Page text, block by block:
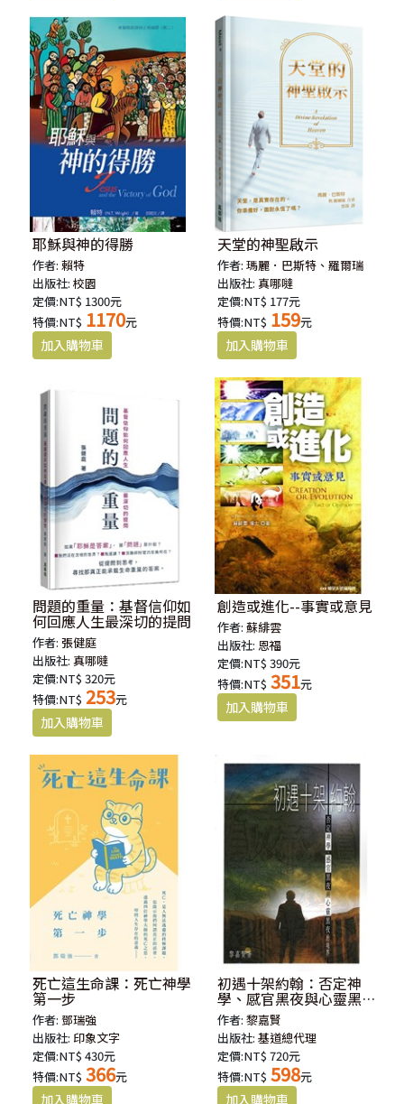
耶穌與神的得勝
作者:賴特
出版社:校園
定價:NT$ 1300元
特價:NT$ 1170元
天堂的神聖啟示
作者:瑪麗．巴斯特、羅爾瑞
出版社:真哪噠
定價:NT$ 177元
特價:NT$ 159元
問題的重量：基督信仰如
何回應人生最深切的提問
作者:張健庭
出版社:真哪噠
定價:NT$ 320元
特價:NT$ 253元
創造或進化--事實或意見
作者:蘇緋雲
出版社: 恩福
定價:NT$ 390元
特價:NT$ 351元
死亡這生命課：死亡神學
第一步
作者:鄧瑞強
出版社: 印象文字
定價:NT$ 430元
特價:NT$ 366元
初遇十架約翰：否定神
學、感官黑夜與心靈黑夜
的境界
作者:黎嘉賢
出版社:基道總代理
定價:NT$ 720元
特價:NT$ 598元